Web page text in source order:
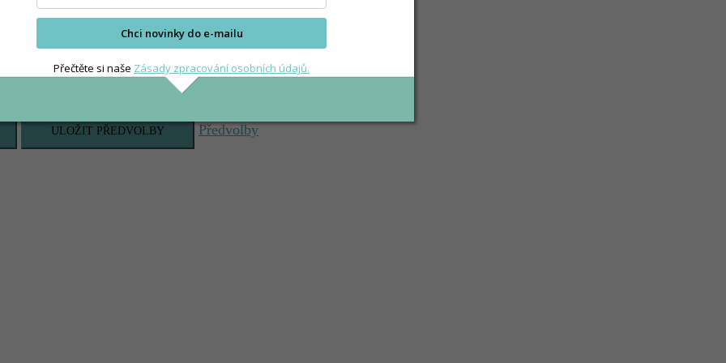
ULOŽIT PŘEDVOLBY Předvolby
Chci novinky do e-mailu
Přečtěte si naše Zásady zpracování osobních údajů.